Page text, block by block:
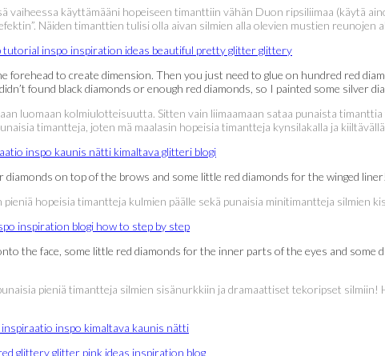
vaiheessa käyttämääni hopeiseen timanttiin vähän Duon ripsiliimaa (käytä
Näiden timanttien tulisi olla aivan silmien alla olevien mustien reunojen
forehead to create dimension. Then you just need to glue on hundred red
found black diamonds or enough red diamonds, so I painted some silver
luomaan kolmiulotteisuutta. Sitten vain liimaamaan sataa punaista
timantteja, joten mä maalasin hopeisia timantteja kynsilakalla ja
diamonds on top of the brows and some little red diamonds for the winged
hopeisia timantteja kulmien päälle sekä punaisia minitimantteja
the face, some little red diamonds for the inner parts of the eyes and
pieniä timantteja silmien sisänurkkiin ja dramaattiset tekoripset